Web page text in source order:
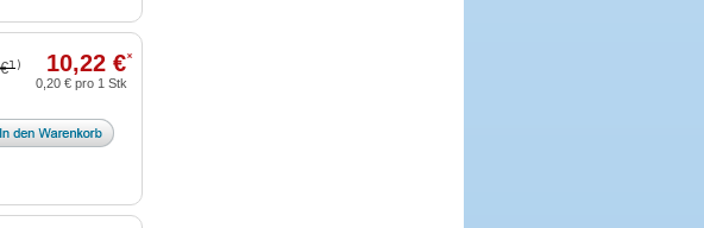
1) 10,22 €*
0,20 € pro 1 Stk